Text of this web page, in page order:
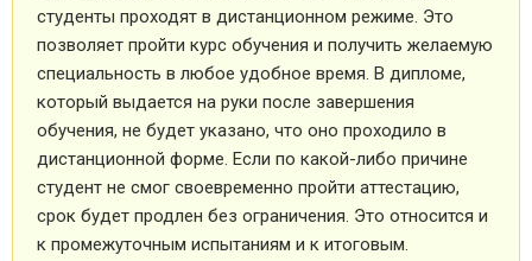
студенты проходят в дистанционном режиме. Это
позволяет пройти курс обучения и получить желаемую
специальность в любое удобное время. В дипломе,
который выдается на руки после завершения
обучения, не будет указано, что оно проходило в
дистанционной форме. Если по какой-либо причине
студент не смог своевременно пройти аттестацию,
срок будет продлен без ограничения. Это относится и
к промежуточным испытаниям и к итоговым.